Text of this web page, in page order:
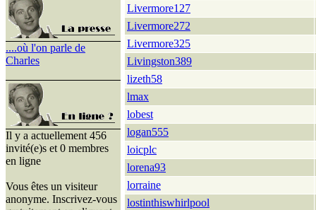
....où l'on parle de
Charles
Il y a actuellement 456
invité(e)s et 0 membres
en ligne
Vous êtes un visiteur
anonyme. Inscrivez-vous
Livermore127
Livermore272
Livermore325
Livingston389
lizeth58
lmax
lobest
logan555
loicplc
lorena93
lorraine
lostinthiswhirlpool